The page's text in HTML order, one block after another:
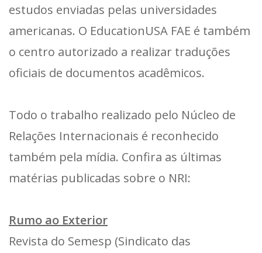
estudos enviadas pelas universidades
americanas. O EducationUSA FAE é também
o centro autorizado a realizar traduções
oficiais de documentos acadêmicos.
Todo o trabalho realizado pelo Núcleo de
Relações Internacionais é reconhecido
também pela mídia. Confira as últimas
matérias publicadas sobre o NRI:
Rumo ao Exterior
Revista do Semesp (Sindicato das